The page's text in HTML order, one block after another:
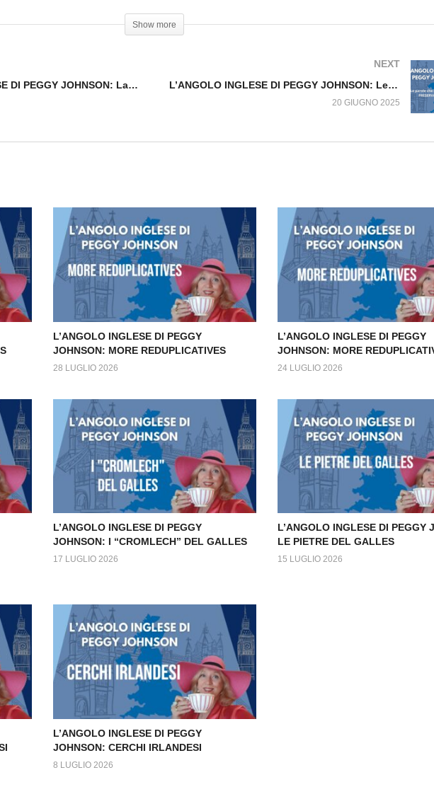
Show more
L’ANGOLO INGLESE DI PEGGY JOHNSON: La leggenda che ispirò Il Mastino dei Baskerville
NEXT
L’ANGOLO INGLESE DI PEGGY JOHNSON: Le parole che ingannano: PRESERVATIVES.
20 GIUGNO 2025
L’ANGOLO INGLESE DI PEGGY
JOHNSON: MORE REDUPLICATIVES
28 LUGLIO 2026
L’ANGOLO INGLESE DI PEGGY
JOHNSON: MORE
24 LUGLIO 2026
L’ANGOLO INGLESE DI PEGGY
JOHNSON: I “CROMLECH” DEL GALLES
17 LUGLIO 2026
L’ANGOLO INGLESE DI PEGGY
LE PIETRE DEL GALLES
15 LUGLIO 2026
L’ANGOLO INGLESE DI PEGGY
JOHNSON: CERCHI IRLANDESI
8 LUGLIO 2026